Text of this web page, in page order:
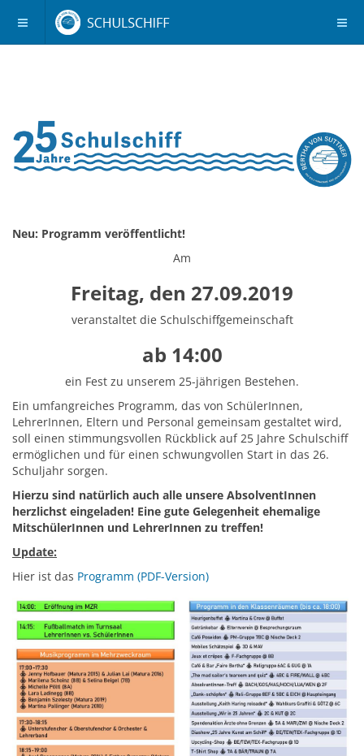
Neu: Programm veröffentlicht!
Am
Freitag, den 27.09.2019
veranstaltet die Schulschiffgemeinschaft
ab 14:00
ein Fest zu unserem 25-jährigen Bestehen.
Ein umfangreiches Programm, das von SchülerInnen,
LehrerInnen, Eltern und Personal gemeinsam gestaltet wird,
soll einen stimmungsvollen Rückblick auf 25 Jahre Schulschiff
ermöglichen und für einen schwungvollen Start in das 26.
Schuljahr sorgen.
Hierzu sind natürlich auch alle unsere AbsolventInnen
herzlichst eingeladen! Eine gute Gelegenheit ehemalige
MitschülerInnen und LehrerInnen zu treffen!
Update:
Hier ist das Programm (PDF-Version)